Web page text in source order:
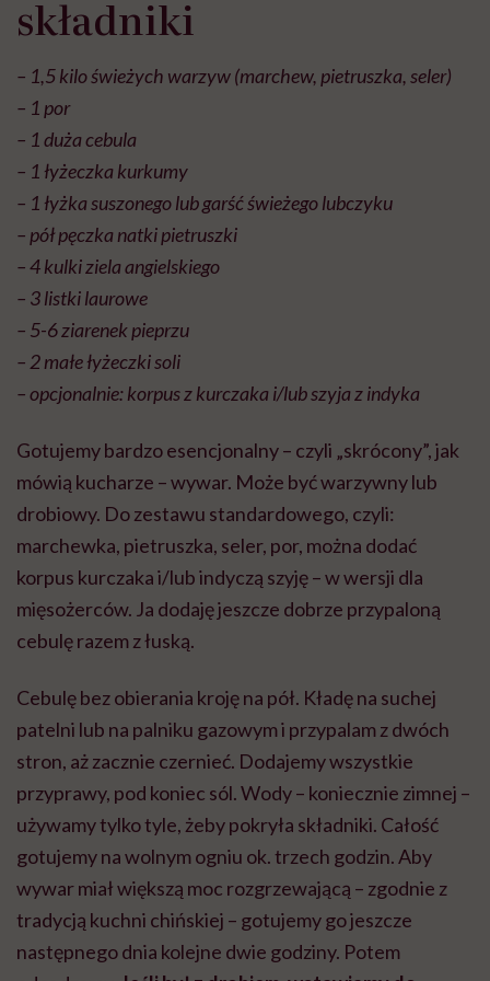
składniki
– 1,5 kilo świeżych warzyw (marchew, pietruszka, seler)
– 1 por
– 1 duża cebula
– 1 łyżeczka kurkumy
– 1 łyżka suszonego lub garść świeżego lubczyku
– pół pęczka natki pietruszki
– 4 kulki ziela angielskiego
– 3 listki laurowe
– 5-6 ziarenek pieprzu
– 2 małe łyżeczki soli
– opcjonalnie: korpus z kurczaka i/lub szyja z indyka
Gotujemy bardzo esencjonalny – czyli „skrócony”, jak
mówią kucharze – wywar. Może być warzywny lub
drobiowy. Do zestawu standardowego, czyli:
marchewka, pietruszka, seler, por, można dodać
korpus kurczaka i/lub indyczą szyję – w wersji dla
mięsożerców. Ja dodaję jeszcze dobrze przypaloną
cebulę razem z łuską.
Cebulę bez obierania kroję na pół. Kładę na suchej
patelni lub na palniku gazowym i przypalam z dwóch
stron, aż zacznie czernieć. Dodajemy wszystkie
przyprawy, pod koniec sól. Wody – koniecznie zimnej –
używamy tylko tyle, żeby pokryła składniki. Całość
gotujemy na wolnym ogniu ok. trzech godzin. Aby
wywar miał większą moc rozgrzewającą – zgodnie z
tradycją kuchni chińskiej – gotujemy go jeszcze
następnego dnia kolejne dwie godziny. Potem